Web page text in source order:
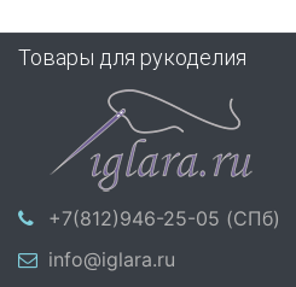
Товары для рукоделия
+7(812)946-25-05 (СПб)
info@iglara.ru